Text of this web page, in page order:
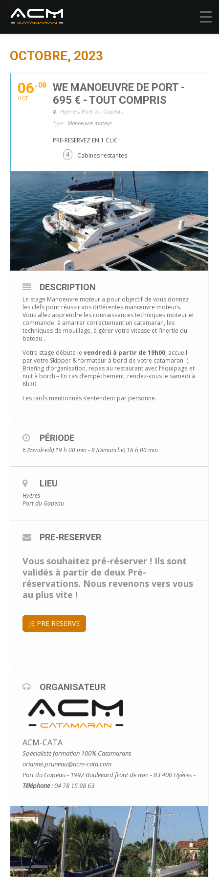
OCTOBRE, 2023
06
OCT
08
WE MANOEUVRE DE PORT -
695 € - TOUT COMPRIS
Hyères, Port Du Gapeau
Type: Manoeuvre moteur
PRE-RESERVEZ EN 1 CLIC !
4 Cabines restantes
DESCRIPTION
Le stage Manoeuvre moteur a pour objectif de vous donnez
les clefs pour réussir vos différentes manœuvre moteurs.
Vous allez apprendre les connaissances techniques moteur et
commande, à amarrer correctement un catamaran, les
techniques de mouillage, à gérer votre vitesse et l’inertie du
bateau…
Votre stage débute le vendredi à partir de 19h00, accueil
par votre Skipper & formateur à bord de votre catamaran. (
Briefing d’organisation, repas au restaurant avec l’équipage et
nuit à bord) – En cas d’empêchement, rendez-vous le samedi à
8h30.
Les tarifs mentionnés s’entendent par personne.
PÉRIODE
6 (Vendredi) 19 h 00 min - 8 (Dimanche) 16 h 00 min
LIEU
Hyères
Port du Gapeau
PRE-RESERVER
Vous souhaitez pré-réserver ! Ils sont
validés à partir de deux Pré-
réservations. Nous revenons vers vous
au plus vite !
JE PRE RESERVE
ORGANISATEUR
ACM-CATA
Spécialiste formation 100% Catamarans
orianne.pruneau@acm-cata.com
Port du Gapeau - 1992 Boulevard front de mer - 83 400 Hyères -
Téléphone: 04 78 15 98 63